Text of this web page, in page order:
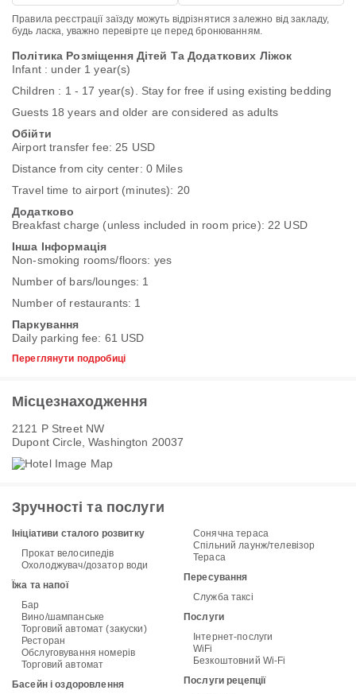
Правила реєстрації заїзду можуть відрізнятися залежно від закладу,
будь ласка, уважно перевірте це перед бронюванням.
Політика Розміщення Дітей Та Додаткових Ліжок
Infant : under 1 year(s)
Children : 1 - 17 year(s). Stay for free if using existing bedding
Guests 18 years and older are considered as adults
Обійти
Airport transfer fee: 25 USD
Distance from city center: 0 Miles
Travel time to airport (minutes): 20
Додатково
Breakfast charge (unless included in room price): 22 USD
Інша Інформація
Non-smoking rooms/floors: yes
Number of bars/lounges: 1
Number of restaurants: 1
Паркування
Daily parking fee: 61 USD
Переглянути подробиці
Місцезнаходження
2121 P Street NW
Dupont Circle, Washington 20037
Зручності та послуги
Ініціативи сталого розвитку
Прокат велосипедів
Охолоджувач/дозатор води
Їжа та напої
Бар
Вино/шампанське
Торговий автомат (закуски)
Ресторан
Обслуговування номерів
Торговий автомат
Басейн і оздоровлення
Сонячна тераса
Спільний лаунж/телевізор
Тераса
Пересування
Служба таксі
Послуги
Інтернет-послуги
WiFi
Безкоштовний Wi-Fi
Послуги рецепції